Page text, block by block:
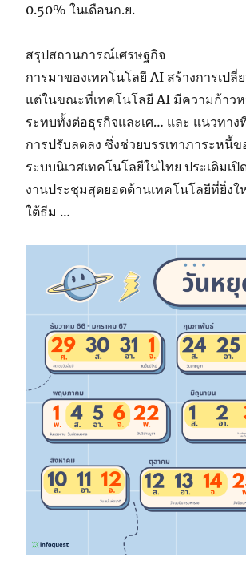
0.50% ในเดือนก.ย.
สรุปสถานการณ์เศรษฐกิจ
การมาของเทคโนโลยี AI สร้างการเปลี่
แต่ในขณะที่เทคโนโลยี AI มีความก้าว
ระทบทั้งต่อธุรกิจและเศ… และ แนวทา
การปรับลดลง ซึ่งช่วยบรรเทาภาระหนี้
ระบบนิเวศเทคโนโลยีในไทย ประเดิม
งานประชุมสุดยอดด้านเทคโนโลยีที่ยิ่ง
ใต้ธีม …